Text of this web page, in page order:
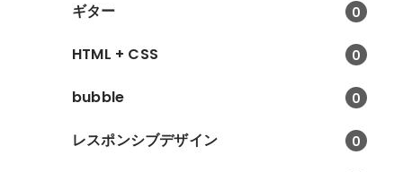
ギター 0
HTML + CSS 0
bubble 0
レスポンシブデザイン 0